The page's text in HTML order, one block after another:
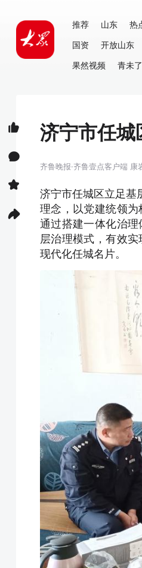
推荐 山东 热
国资
开放山东
果然视频
青未了
济宁市任
齐鲁晚报·齐鲁壹点客户端 康
济宁市任城区立足基
理念，以党建统领
通过搭建一体化治
层治理模式，有效
现代化任城名片。